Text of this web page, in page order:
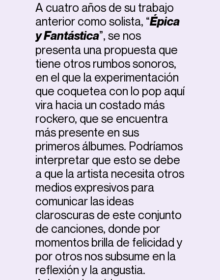
A cuatro años de su trabajo
anterior como solista, “Épica
y Fantástica”, se nos
presenta una propuesta que
tiene otros rumbos sonoros,
en el que la experimentación
que coquetea con lo pop aquí
vira hacia un costado más
rockero, que se encuentra
más presente en sus
primeros álbumes. Podríamos
interpretar que esto se debe
a que la artista necesita otros
medios expresivos para
comunicar las ideas
claroscuras de este conjunto
de canciones, donde por
momentos brilla de felicidad y
por otros nos subsume en la
reflexión y la angustia.